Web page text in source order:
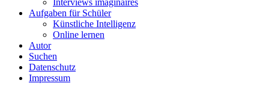
Interviews imaginaires
Aufgaben für Schüler
Künstliche Intelligenz
Online lernen
Autor
Suchen
Datenschutz
Impressum